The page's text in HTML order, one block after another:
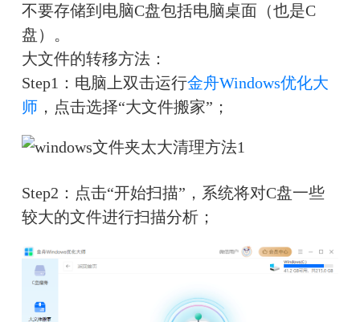
不要存储到电脑C盘包括电脑桌面（也是C
盘）。
大文件的转移方法：
Step1：电脑上双击运行金舟Windows优化大
师，点击选择“大文件搬家”；
Step2：点击“开始扫描”，系统将对C盘一些
较大的文件进行扫描分析；